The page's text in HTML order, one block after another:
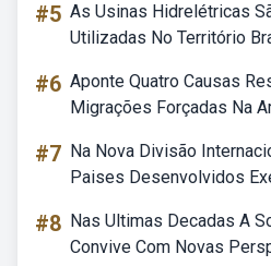
#5 As Usinas Hidrelétricas
Utilizadas No Território
#6 Aponte Quatro Causas
Migrações Forçadas Na
#7 Na Nova Divisão
Paises Desenvolvidos
#8 Nas Ultimas Decadas A
Convive Com Novas